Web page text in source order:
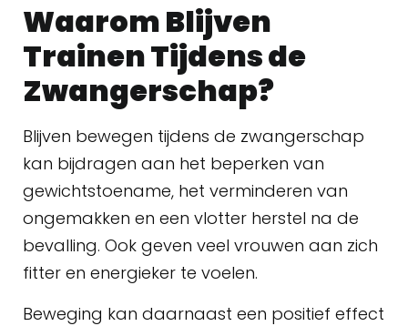
Waarom Blijven
Trainen Tijdens de
Zwangerschap?
Blijven bewegen tijdens de zwangerschap
kan bijdragen aan het beperken van
gewichtstoename, het verminderen van
ongemakken en een vlotter herstel na de
bevalling. Ook geven veel vrouwen aan zich
fitter en energieker te voelen.
Beweging kan daarnaast een positief effect